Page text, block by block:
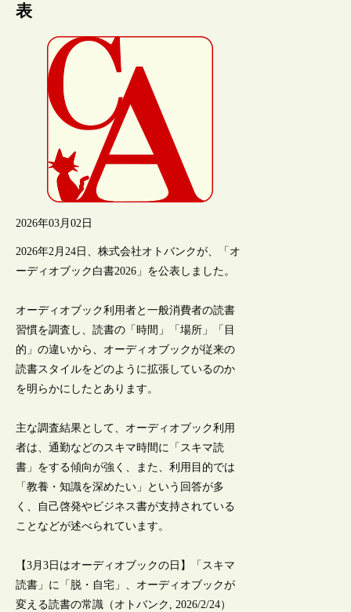
表
2026年03月02日
2026年2月24日、株式会社オトバンクが、「オ
ーディオブック白書2026」を公表しました。
オーディオブック利用者と一般消費者の読書
習慣を調査し、読書の「時間」「場所」「目
的」の違いから、オーディオブックが従来の
読書スタイルをどのように拡張しているのか
を明らかにしたとあります。
主な調査結果として、オーディオブック利用
者は、通勤などのスキマ時間に「スキマ読
書」をする傾向が強く、また、利用目的では
「教養・知識を深めたい」という回答が多
く、自己啓発やビジネス書が支持されている
ことなどが述べられています。
【3月3日はオーディオブックの日】「スキマ
読書」に「脱・自宅」、オーディオブックが
変える読書の常識（オトバンク, 2026/2/24）